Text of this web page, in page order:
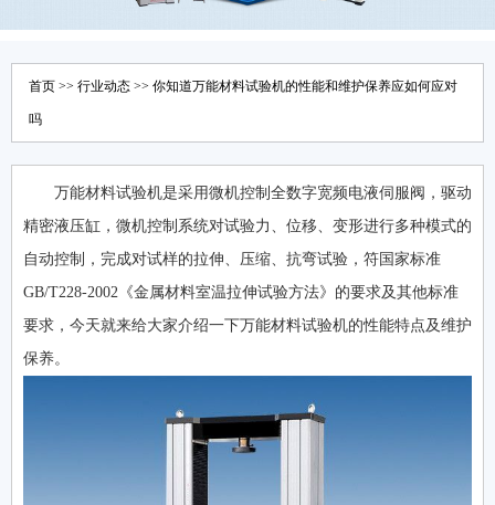
首页 >> 行业动态 >> 你知道万能材料试验机的性能和维护保养应如何应对
吗
万能材料试验机是采用微机控制全数字宽频电液伺服阀，驱动
精密液压缸，微机控制系统对试验力、位移、变形进行多种模式的
自动控制，完成对试样的拉伸、压缩、抗弯试验，符国家标准
GB/T228-2002《金属材料室温拉伸试验方法》的要求及其他标准
要求，今天就来给大家介绍一下万能材料试验机的性能特点及维护
保养。